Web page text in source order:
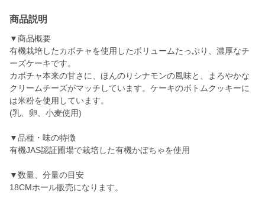
商品説明
▼商品概要
有機栽培したカボチャを使用したボリュームたっぷり、濃厚なチ
ーズケーキです。
カボチャ本来の甘さに、ほんのりシナモンの風味と、まろやかな
クリームチーズがマッチしています。ケーキのボトムクッキーに
は米粉を使用しています。
(乳、卵、小麦使用)
▼品種・味の特徴
有機JAS認証圃場で栽培した有機かぼちゃを使用
▼数量、分量の目安
18CMホール販売になります。